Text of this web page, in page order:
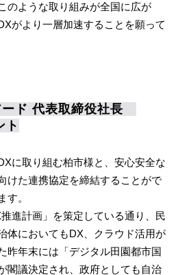
のような取り組みが全国に広が
がより一層加速することを願って
ード 代表取締役社長
ト
に取り組む柏市様と、安心安全な
けた連携協定を締結することがで
す。
進計画」を策定している通り、民
体においてもDX、クラウド活用が
昨年末には「デジタル田園都市国
閣議決定され、政府としても自治